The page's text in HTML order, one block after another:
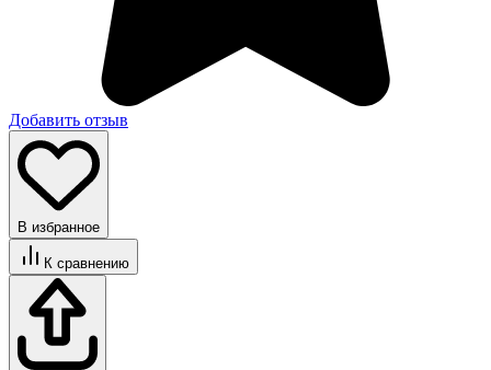
Добавить отзыв
В избранное
К сравнению